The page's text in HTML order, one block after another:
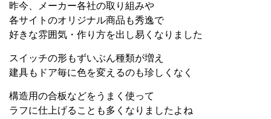
昨今、メーカー各社の取り組みや
各サイトのオリジナル商品も秀逸で
好きな雰囲気・作り方を出し易くなりました
スイッチの形もずいぶん種類が増え
建具もドア毎に色を変えるのも珍しくなく
構造用の合板などをうまく使って
ラフに仕上げることも多くなりましたよね